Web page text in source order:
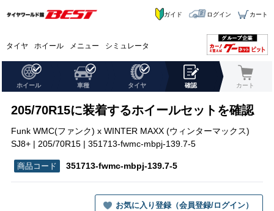
タイヤ ホイール メニュー シミュレータ
ガイド ログイン カート
ホイール 車種 タイヤ 確認 カート
205/70R15に装着するホイールセットを確認
Funk WMC(ファンク) x WINTER MAXX (ウィンターマックス)
SJ8+ | 205/70R15 | 351713-fwmc-mbpj-139.7-5
351713-fwmc-mbpj-139.7-5
お気に入り登録（会員登録/ログイン）